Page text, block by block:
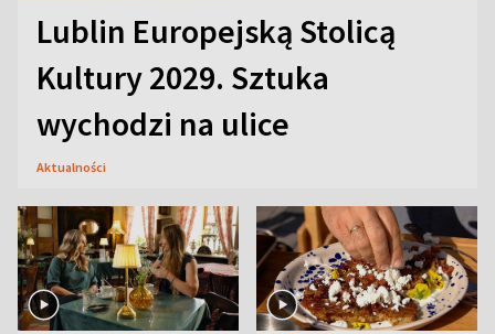
Lublin Europejską Stolicą
Kultury 2029. Sztuka
wychodzi na ulice
Aktualności